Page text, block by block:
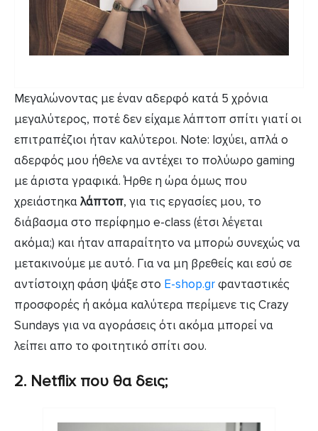
Μεγαλώνοντας με έναν αδερφό κατά 5 χρόνια
μεγαλύτερος, ποτέ δεν είχαμε λάπτοπ σπίτι γιατί οι
επιτραπέζιοι ήταν καλύτεροι. Note: Ισχύει, απλά ο
αδερφός μου ήθελε να αντέχει το πολύωρο gaming
με άριστα γραφικά. Ήρθε η ώρα όμως που
χρειάστηκαλάπτοπ, για τις εργασίες μου, το
διάβασμα στο περίφημο e-class (έτσι λέγεται
ακόμα;) και ήταν απαραίτητο να μπορώ συνεχώς να
μετακινούμε με αυτό. Για να μη βρεθείς και εσύ σε
αντίστοιχη φάση ψάξε στο E-shop.grφανταστικές
προσφορές ή ακόμα καλύτερα περίμενε τις Crazy
Sundays για να αγοράσεις ότι ακόμα μπορεί να
λείπει απο το φοιτητικό σπίτι σου.
2. Netflix που θα δεις;